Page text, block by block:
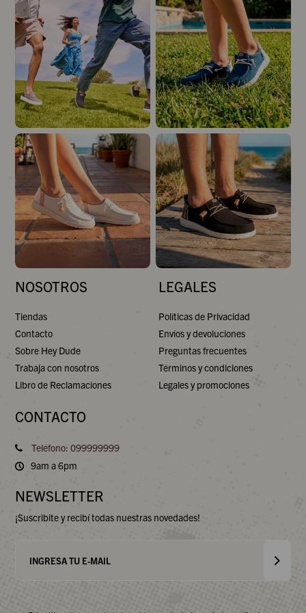
NOSOTROS
Tiendas
Contacto
Sobre Hey Dude
Trabaja con nosotros
Libro de Reclamaciones
LEGALES
Políticas de Privacidad
Envíos y devoluciones
Preguntas frecuentes
Términos y condiciones
Legales y promociones
CONTACTO
Teléfono: 099999999
9am a 6pm
NEWSLETTER
¡Suscribite y recibí todas nuestras novedades!